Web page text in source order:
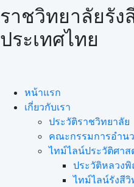
ราชวิทยาลัยรั
ประเทศไทย
หน้าแรก
เกี่ยวกับเรา
ประวัติราชวิทยาลัย
คณะกรรมการอำน
ไทม์ไลน์ประวัติศาส
ประวัติหลวง
ไทม์ไลน์รังสีวิ